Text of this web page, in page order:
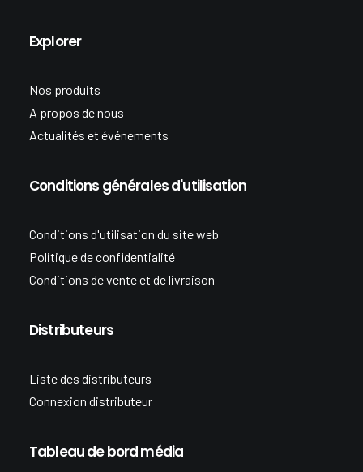
Explorer
Nos produits
A propos de nous
Actualités et événements
Conditions générales d'utilisation
Conditions d'utilisation du site web
Politique de confidentialité
Conditions de vente et de livraison
Distributeurs
Liste des distributeurs
Connexion distributeur
Tableau de bord média